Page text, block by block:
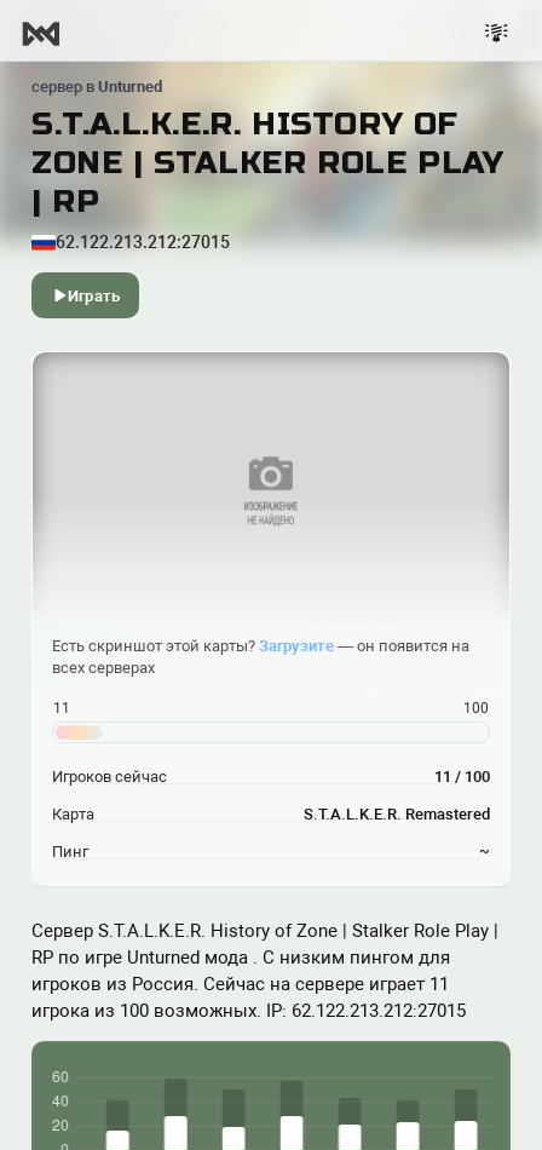
сервер в Unturned
S.T.A.L.K.E.R. HISTORY OF
ZONE | STALKER ROLE PLAY
| RP
62.122.213.212:27015
Играть
Сервер S.T.A.L.K.E.R. History of Zone | Stalker Role Play |
RP по игре Unturned мода . С низким пингом для
игроков из Россия. Сейчас на сервере играет 11
игрока из 100 возможных. IP: 62.122.213.212:27015
Есть скриншот этой карты? Загрузите — он появится на
всех серверах
11 100
Игроков сейчас 11 / 100
Карта S.T.A.L.K.E.R. Remastered
Пинг ~